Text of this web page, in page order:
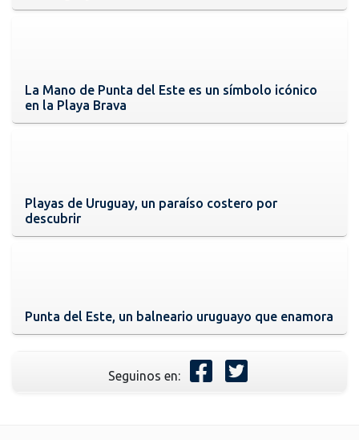
La Mano de Punta del Este es un símbolo icónico
en la Playa Brava
Playas de Uruguay, un paraíso costero por
descubrir
Punta del Este, un balneario uruguayo que enamora
Seguinos en: